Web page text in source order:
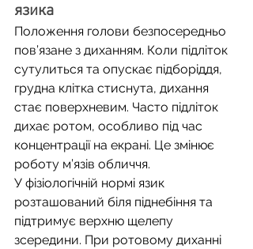
язика
Положення голови безпосередньо
пов’язане з диханням. Коли підліток
сутулиться та опускає підборіддя,
грудна клітка стиснута, дихання
стає поверхневим. Часто підліток
дихає ротом, особливо під час
концентрації на екрані. Це змінює
роботу м’язів обличчя.
У фізіологічній нормі язик
розташований біля піднебіння та
підтримує верхню щелепу
зсередини. При ротовому диханні